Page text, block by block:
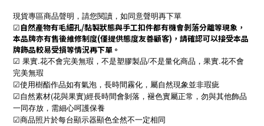
現貨專區商品聲明，請您閱讀，如同意聲明再下單
☑自然產物有毛細孔/黏製狀態與手工扣件都有機會剝落分離等現象，
本品牌亦有售後維修制度(僅提供態度友善顧客)，請確認可以接受本品
牌飾品較易受損等情況再下單。
☑ 果實.花不會完美無瑕，不是塑膠製品/不是量化商品，果實.花不會
完美無瑕
☑使用樹酯作品如有氣泡，長時間霧化，屬自然現象並非瑕疵
☑自然素材(花與果實)經長時間會剝落，褪色實屬正常，勿與其他飾品
一同存放，需細心呵護保養
☑商品照片於每台顯示器顯色全然不一定相同